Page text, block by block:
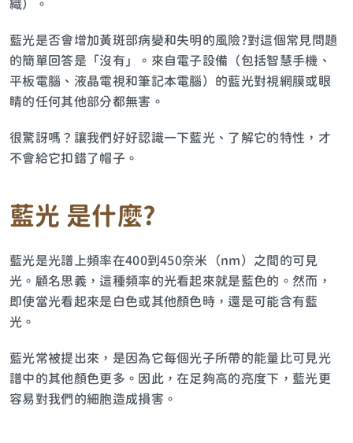
織）。
藍光是否會增加黃斑部病變和失明的風險?對這個常見問題
的簡單回答是「沒有」。來自電子設備（包括智慧手機、
平板電腦、液晶電視和筆記本電腦）的藍光對視網膜或眼
睛的任何其他部分都無害。
很驚訝嗎？讓我們好好認識一下藍光、了解它的特性，才
不會給它扣錯了帽子。
藍光 是什麼?
藍光是光譜上頻率在400到450奈米（nm）之間的可見
光。顧名思義，這種頻率的光看起來就是藍色的。然而，
即使當光看起來是白色或其他顏色時，還是可能含有藍
光。
藍光常被提出來，是因為它每個光子所帶的能量比可見光
譜中的其他顏色更多。因此，在足夠高的亮度下，藍光更
容易對我們的細胞造成損害。